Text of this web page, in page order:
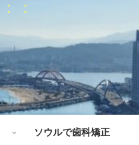
：
ソウルで歯科矯正